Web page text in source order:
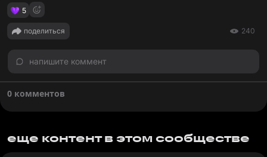
5
поделиться 240
напишите коммент
0 комментов
еще контент в этом сообществе